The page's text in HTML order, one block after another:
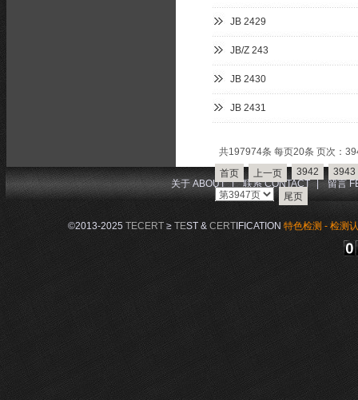
JB 2429
JB/Z 243
JB 2430
JB 2431
共197974条 每页20条 页次：
首页
上一页 3942 3943
尾页
©2013-2025 TECERT≥ TEST & CERTIFICATION特色检测 - 检测
关于 ABOUT | 联系 CONTACT 留言